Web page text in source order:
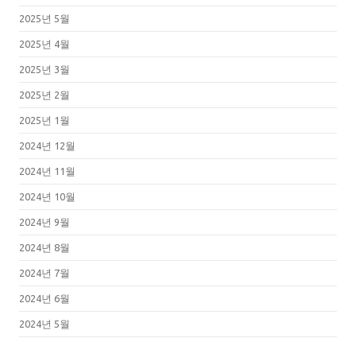
2025년 5월
2025년 4월
2025년 3월
2025년 2월
2025년 1월
2024년 12월
2024년 11월
2024년 10월
2024년 9월
2024년 8월
2024년 7월
2024년 6월
2024년 5월